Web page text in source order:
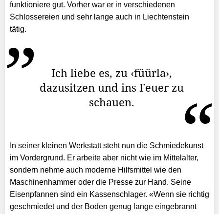
funktioniere gut. Vorher war er in verschiedenen
Schlossereien und sehr lange auch in Liechtenstein
tätig.
Ich liebe es, zu ‹füürla›,
dazusitzen und ins Feuer zu
schauen.
In seiner kleinen Werkstatt steht nun die Schmiedekunst
im Vordergrund. Er arbeite aber nicht wie im Mittelalter,
sondern nehme auch moderne Hilfsmittel wie den
Maschinenhammer oder die Presse zur Hand. Seine
Eisenpfannen sind ein Kassenschlager. «Wenn sie richtig
geschmiedet und der Boden genug lange eingebrannt